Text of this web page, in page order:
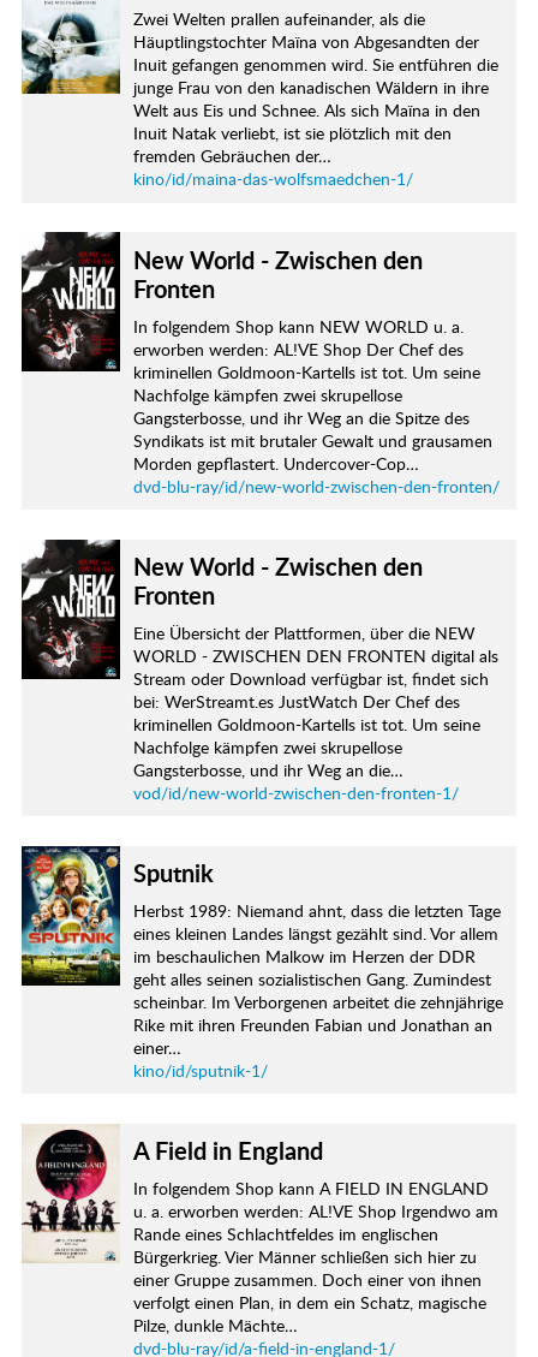
Zwei Welten prallen aufeinander, als die
Häuptlingstochter Maïna von Abgesandten der
Inuit gefangen genommen wird. Sie entführen die
junge Frau von den kanadischen Wäldern in ihre
Welt aus Eis und Schnee. Als sich Maïna in den
Inuit Natak verliebt, ist sie plötzlich mit den
fremden Gebräuchen der…
kino/id/maina-das-wolfsmaedchen-1/
New World - Zwischen den
Fronten
In folgendem Shop kann NEW WORLD u. a.
erworben werden: AL!VE Shop Der Chef des
kriminellen Goldmoon-Kartells ist tot. Um seine
Nachfolge kämpfen zwei skrupellose
Gangsterbosse, und ihr Weg an die Spitze des
Syndikats ist mit brutaler Gewalt und grausamen
Morden gepflastert. Undercover-Cop…
dvd-blu-ray/id/new-world-zwischen-den-fronten/
New World - Zwischen den
Fronten
Eine Übersicht der Plattformen, über die NEW
WORLD - ZWISCHEN DEN FRONTEN digital als
Stream oder Download verfügbar ist, findet sich
bei: WerStreamt.es JustWatch Der Chef des
kriminellen Goldmoon-Kartells ist tot. Um seine
Nachfolge kämpfen zwei skrupellose
Gangsterbosse, und ihr Weg an die…
vod/id/new-world-zwischen-den-fronten-1/
Sputnik
Herbst 1989: Niemand ahnt, dass die letzten Tage
eines kleinen Landes längst gezählt sind. Vor allem
im beschaulichen Malkow im Herzen der DDR
geht alles seinen sozialistischen Gang. Zumindest
scheinbar. Im Verborgenen arbeitet die zehnjährige
Rike mit ihren Freunden Fabian und Jonathan an
einer…
kino/id/sputnik-1/
A Field in England
In folgendem Shop kann A FIELD IN ENGLAND
u. a. erworben werden: AL!VE Shop Irgendwo am
Rande eines Schlachtfeldes im englischen
Bürgerkrieg. Vier Männer schließen sich hier zu
einer Gruppe zusammen. Doch einer von ihnen
verfolgt einen Plan, in dem ein Schatz, magische
Pilze, dunkle Mächte…
dvd-blu-ray/id/a-field-in-england-1/